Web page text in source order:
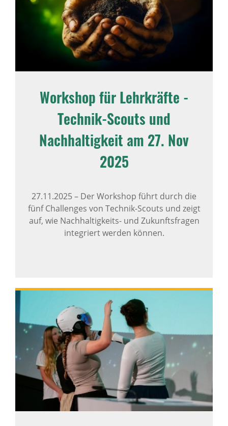
Workshop für Lehrkräfte -
Technik-Scouts und
Nachhaltigkeit am 27. Nov
2025
27.11.2025– Der Workshop führt durch die
fünf Challenges von Technik-Scouts und zeigt
auf, wie Nachhaltigkeits- und Zukunftsfragen
integriert werden können.